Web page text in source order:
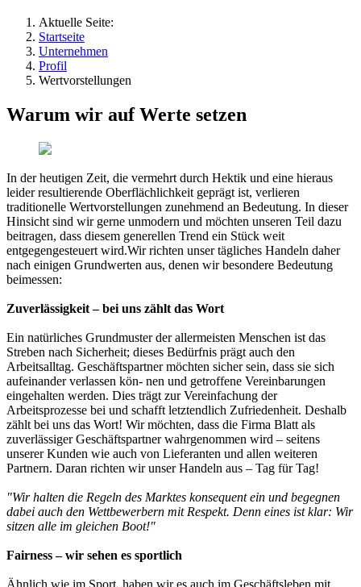
Aktuelle Seite:
Startseite
Unternehmen
Profil
Wertvorstellungen
Warum wir auf Werte setzen
In der heutigen Zeit, die vermehrt durch Hektik und eine hieraus
leider resultierende Oberflächlichkeit geprägt ist, verlieren
traditionelle Wertvorstellungen zunehmend an Bedeutung. In dieser
Hinsicht sind wir gerne unmodern und möchten unseren Teil dazu
beitragen, dass diesem generellen Trend ein Stück weit
entgegengesteuert wird.Wir richten unser tägliches Handeln daher
nach einigen Grundwerten aus, denen wir besondere Bedeutung
beimessen:
Zuverlässigkeit – bei uns zählt das Wort
Ein natürliches Grundmuster der allermeisten Menschen ist das
Streben nach Sicherheit; dieses Bedürfnis prägt auch den
Arbeitsalltag. Geschäftspartner möchten sicher sein, dass sie sich
aufeinander verlassen kön- nen und getroffene Vereinbarungen
eingehalten werden. Dies trägt zur Vereinfachung der
Arbeitsprozesse bei und schafft letztendlich Zufriedenheit. Deshalb
zählt bei uns das Wort! Wir möchten, dass die Firma Blatt als
zuverlässiger Geschäftspartner wahrgenommen wird – seitens
unserer Kunden wie auch von Lieferanten und allen weiteren
Partnern. Daran richten wir unser Handeln aus – Tag für Tag!
"Wir halten die Regeln des Marktes konsequent ein und begegnen
dabei auch den Wettbewerbern mit Respekt. Denn eines ist klar: Wir
sitzen alle im gleichen Boot!"
Fairness – wir sehen es sportlich
Ähnlich wie im Sport, haben wir es auch im Geschäftsleben mit